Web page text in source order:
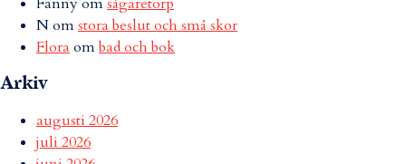
Nomstora beslut och små skor
Flora ombad och bok
Arkiv
augusti 2026
juli 2026